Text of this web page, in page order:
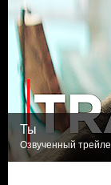
Ты
Озвученный